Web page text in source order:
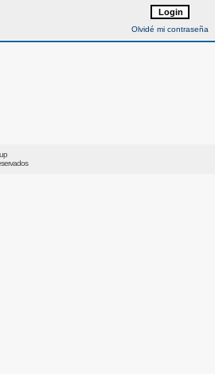
Olvidé mi contraseña